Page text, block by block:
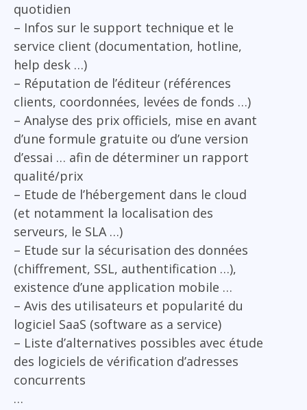
quotidien
– Infos sur le support technique et le
service client (documentation, hotline,
help desk …)
– Réputation de l’éditeur (références
clients, coordonnées, levées de fonds …)
– Analyse des prix officiels, mise en avant
d’une formule gratuite ou d’une version
d’essai … afin de déterminer un rapport
qualité/prix
– Etude de l’hébergement dans le cloud
(et notamment la localisation des
serveurs, le SLA …)
– Etude sur la sécurisation des données
(chiffrement, SSL, authentification …),
existence d’une application mobile …
– Avis des utilisateurs et popularité du
logiciel SaaS (software as a service)
– Liste d’alternatives possibles avec étude
des logiciels de vérification d’adresses
concurrents
…